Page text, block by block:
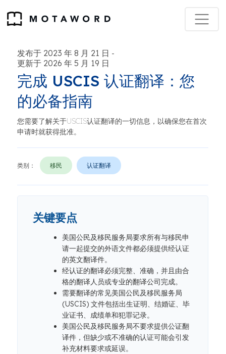
发布于 2023 年 8 月 21 日 -
更新于 2026 年 5 月 19 日
完成 USCIS 认证翻译：您
的必备指南
您需要了解关于USCIS认证翻译的一切信息，以确保您在首次
申请时就获得批准。
类别： 移民 认证翻译
关键要点
美国公民及移民服务局要求所有与移民申
请一起提交的外语文件都必须提供经认证
的英文翻译件。
经认证的翻译必须完整、准确，并且由合
格的翻译人员或专业的翻译公司完成。
需要翻译的常见美国公民及移民服务局
(USCIS) 文件包括出生证明、结婚证、毕
业证书、成绩单和犯罪记录。
美国公民及移民服务局不要求提供公证翻
译件，但缺少或不准确的认证可能会引发
补充材料要求或延误。